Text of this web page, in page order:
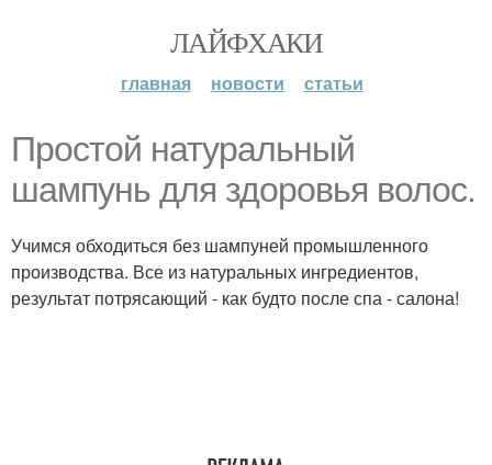
ЛАЙФХАКИ
главная новости статьи
Простой натуральный
шампунь для здоровья волос.
Учимся обходиться без шампуней промышленного
производства. Все из натуральных ингредиентов,
результат потрясающий - как будто после спа - салона!